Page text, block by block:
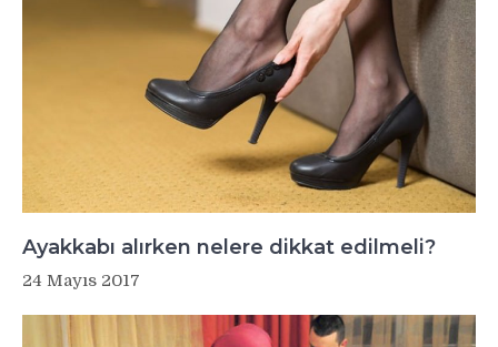
Ayakkabı alırken nelere dikkat edilmeli?
24 Mayıs 2017